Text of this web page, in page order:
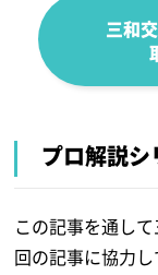
三和
プロ解説
この記事を通し
回の記事に協力